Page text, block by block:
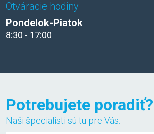
Otváracie hodiny
Pondelok-Piatok
8:30 - 17:00
Potrebujete poradiť?
Naši špecialisti sú tu pre Vás.